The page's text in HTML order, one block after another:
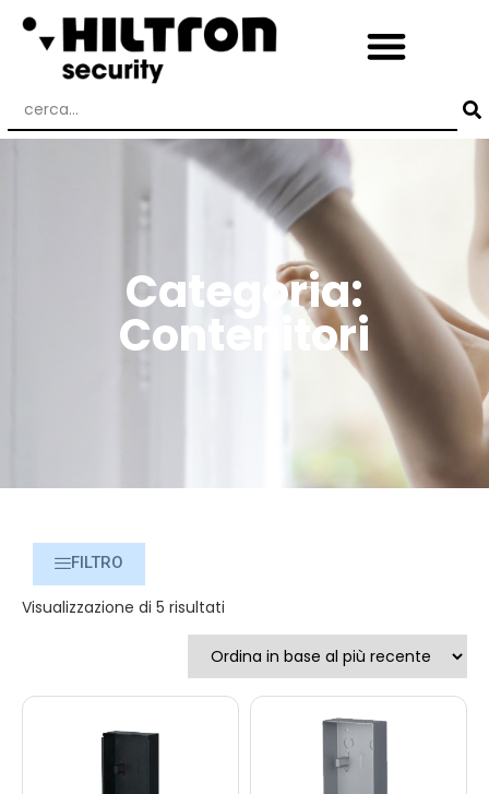
Categoria:
Contenitori
FILTRO
Visualizzazione di 5 risultati